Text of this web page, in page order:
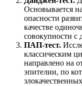
Основывается
опасности
качестве
совокупности с
ПАП-тест.
классическим
направлено на
эпителии, по